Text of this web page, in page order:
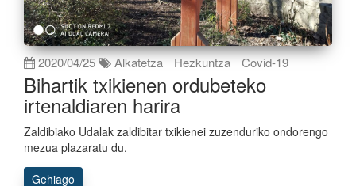
2020/04/25 Alkatetza Hezkuntza Covid-19
Bihartik txikienen ordubeteko
irtenaldiaren harira
Zaldibiako Udalak zaldibitar txikienei zuzenduriko ondorengo
mezua plazaratu du.
Gehiago